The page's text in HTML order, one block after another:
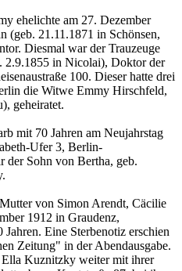
ehelichte am 27. Dezember
(geb. 21.11.1871 in Schönsen,
Diesmal war der Trauzeuge
2.9.1855 in Nicolai), Doktor der
100. Dieser hatte drei
die Witwe Emmy Hirschfeld,
geheiratet.
mit 70 Jahren am Neujahrstag
Ufer 3, Berlin-
der Sohn von Bertha, geb.
von Simon Arendt, Cäcilie
1912 in Graudenz,
Eine Sterbenotiz erschien
Zeitung" in der Abendausgabe.
Ella Kuznitzky weiter mit ihrer